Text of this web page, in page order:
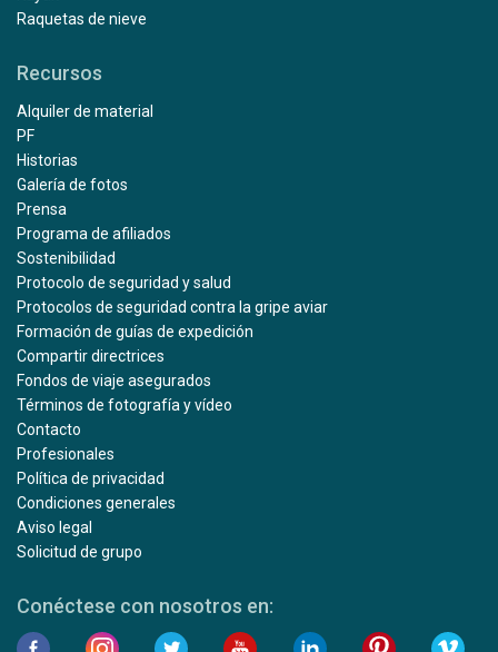
Raquetas de nieve
Recursos
Alquiler de material
PF
Historias
Galería de fotos
Prensa
Programa de afiliados
Sostenibilidad
Protocolo de seguridad y salud
Protocolos de seguridad contra la gripe aviar
Formación de guías de expedición
Compartir directrices
Fondos de viaje asegurados
Términos de fotografía y vídeo
Contacto
Profesionales
Política de privacidad
Condiciones generales
Aviso legal
Solicitud de grupo
Conéctese con nosotros en: